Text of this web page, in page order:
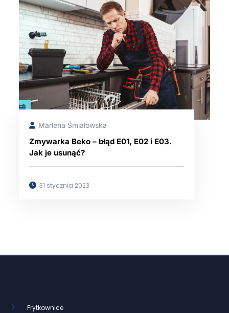
Marlena Śmiałowska
Zmywarka Beko – błąd E01, E02 i E03.
Jak je usunąć?
31 stycznia 2023
Frytkownice